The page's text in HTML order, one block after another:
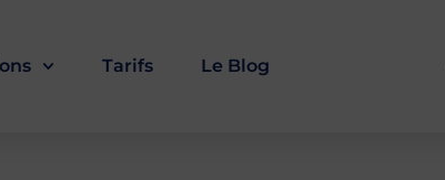
Tarifs Le Blog